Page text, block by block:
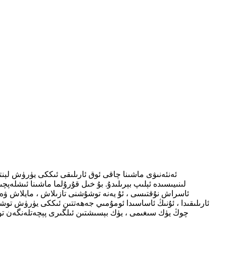
ئەنئەنىۋى ماشىنا چاقى ئوق ئارىلىقى ئىككى يۈرۈش
لىنىيىسىدە ئېلىپ بېرىلىدۇ. بۇ خىل قۇرۇلما ماشىنا
ئاسراش نۇقتىسى ، ئۇ يەنە توشۇشنى تازىلاش ، مايلاش ۋە
ئارىلىقىدا ، ئۇنىڭ ئاساسىدا ئومۇمىي جەھەتتىن ئىككى يۈرۈش
چوڭ يۈك سىغىمى ، يۈك بېسىشتىن ئىلگىرى پېچەتلەنگەن